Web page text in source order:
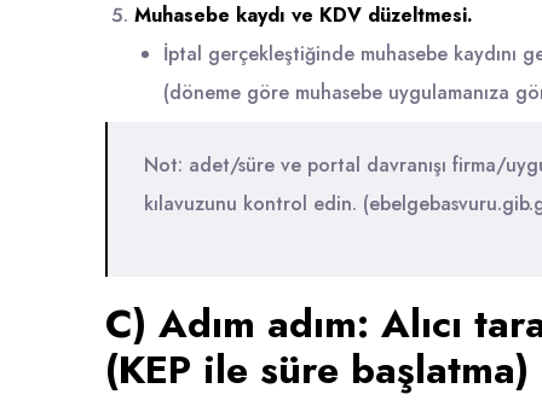
Muhasebe kaydı ve KDV düzeltmesi.
İptal gerçekleştiğinde muhasebe kaydını
(döneme göre muhasebe uygulamanıza
Not: adet/süre ve portal davranışı firma/
kılavuzunu kontrol edin. (
C) Adım adım: Alıcı
(KEP ile süre başlatma)